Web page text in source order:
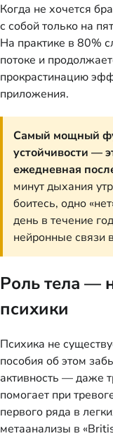
Когда не хочется
с собой только на
На практике в 80%
потоке и
прокрастинацию
приложения.
Самый мощный
устойчивости —
ежедневная
минут дыхания
боитесь, одно
день в течение
нейронные связи
Роль тела —
психики
Психика не
пособия об этом
активность — даже
помогает при
первого ряда в
метаанализы в